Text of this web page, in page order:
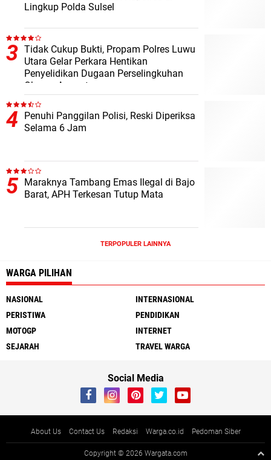
Lingkup Polda Sulsel
Tidak Cukup Bukti, Propam Polres Luwu
Utara Gelar Perkara Hentikan
Penyelidikan Dugaan Perselingkuhan
Oknum Anggota
Penuhi Panggilan Polisi, Reski Diperiksa
Selama 6 Jam
Maraknya Tambang Emas Ilegal di Bajo
Barat, APH Terkesan Tutup Mata
TERPOPULER LAINNYA
WARGA PILIHAN
NASIONAL
INTERNASIONAL
PERISTIWA
PENDIDIKAN
MOTOGP
INTERNET
SEJARAH
TRAVEL WARGA
Social Media
About Us Contact Us Redaksi Warga.co.id Pedoman Siber
Copyright © 2026 Wargata.com